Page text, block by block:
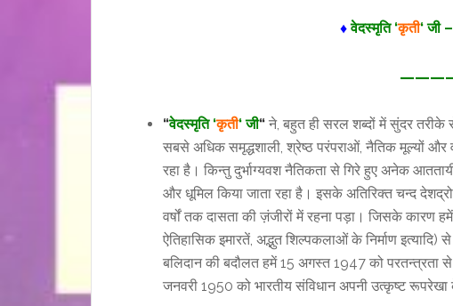
♦वेदस्मृति ‘कृती‘ जी
“वेदस्मृति ‘कृती‘ जी“ ने, बहुत ही सरल शब्दों में सुंदर
सबसे अधिक समृद्धशाली, श्रेष्ठ परंपराओं, नैतिक मूल्यों
रहा है। किन्तु दुर्भाग्यवश नैतिकता से गिरे हुए अनेक
और धूमिल किया जाता रहा है। इसके अतिरिक्त चन्द
वर्षों तक दासता की ज़ंजीरों में रहना पड़ा। जिसके कारण
ऐतिहासिक इमारतें, अद्भुत शिल्पकलाओं के निर्माण इत्यादि)
बलिदान की बदौलत हमें 15 अगस्त 1947 को
जनवरी 1950 को भारतीय संविधान अपनी उत्कृष्ट